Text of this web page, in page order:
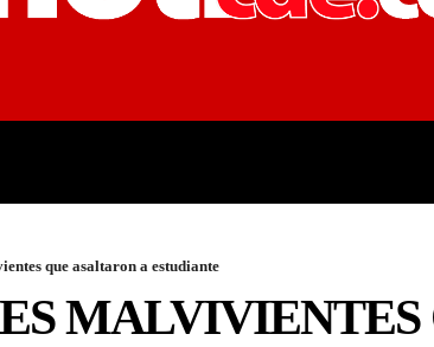
que asaltaron a estudiante